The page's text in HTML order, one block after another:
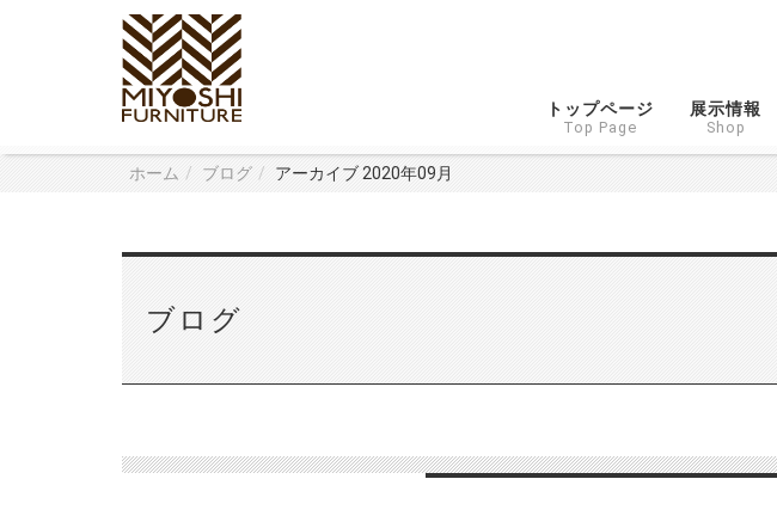
トップページ
Top Page
展示情報
Shop
ホーム ブログ アーカイブ 2020年09月
ブログ